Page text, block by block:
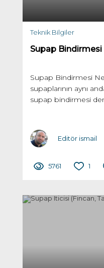
Teknik Bilgiler
Supap Bindirmesi
Supap Bindirmesi
supaplarının aynı
supap bindirmesi
Editör ismail
5761 1